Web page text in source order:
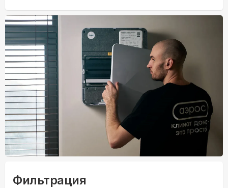
Фильтрация